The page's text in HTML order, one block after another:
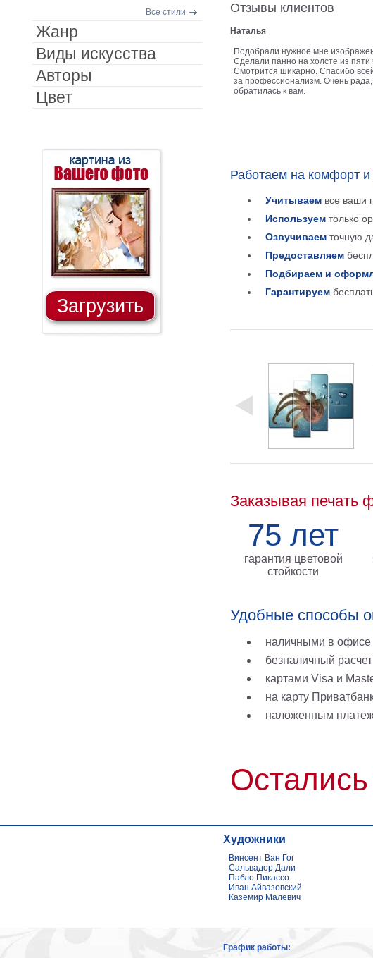
Отзывы клиентов
Наталья
Подобрали нужное мне
Сделали панно на холсте из пяти
Смотрится шикарно. Спасибо
за профессионализм. Очень рада,
обратилась к вам.
Работаем на комфорт
Учитываемвсе ваши
Используемтолько
Озвучиваемточную
Предоставляем
Подбираем и
Гарантируем
Заказывая печать
75 лет
гарантия цветовой
стойкости
Удобные способы
наличными в офисе
безналичный расчет
картами Visa и
на карту
наложенным
Все стили
Жанр
Виды искусства
Авторы
Цвет
Загрузить
Художники
Винсент Ван Гог
Сальвадор Дали
Пабло Пикассо
Иван Айвазовский
Каземир Малевич
График работы: